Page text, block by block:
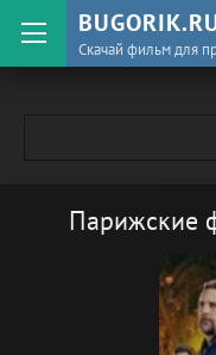
Скачай фильм для
Парижские